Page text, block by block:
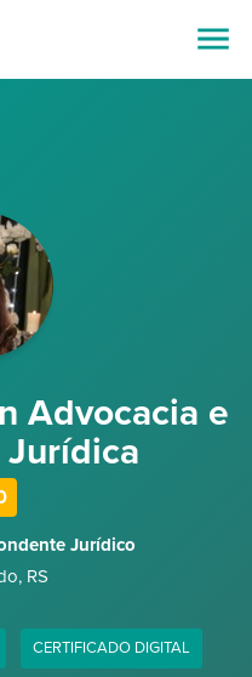
Advocacia e
Jurídica
Jurídico
, RS
CERTIFICADO DIGITAL